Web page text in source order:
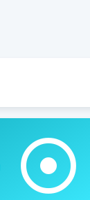
adjust